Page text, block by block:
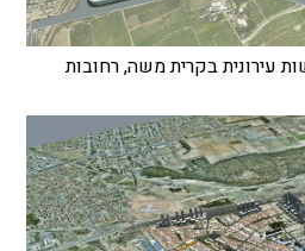
עירונית בקרית משה, רחובות